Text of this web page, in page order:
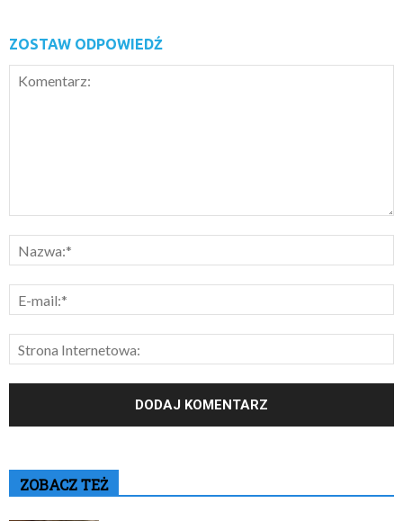
ZOSTAW ODPOWIEDŹ
ZOBACZ TEŻ